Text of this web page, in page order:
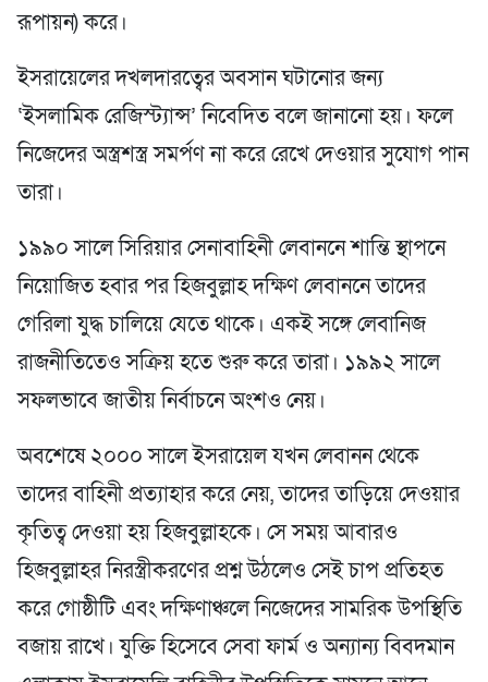
রূপায়ন) করে।
ইসরায়েলের দখলদারত্বের অবসান ঘটানোর জন্য
‘ইসলামিক রেজিস্ট্যান্স’ নিবেদিত বলে জানানো হয়। ফলে
নিজেদের অস্ত্রশস্ত্র সমর্পণ না করে রেখে দেওয়ার সুযোগ পান
তারা।
১৯৯০ সালে সিরিয়ার সেনাবাহিনী লেবাননে শান্তি স্থাপনে
নিয়োজিত হবার পর হিজবুল্লাহ দক্ষিণ লেবাননে তাদের
গেরিলা যুদ্ধ চালিয়ে যেতে থাকে। একই সঙ্গে লেবানিজ
রাজনীতিতেও সক্রিয় হতে শুরু করে তারা। ১৯৯২ সালে
সফলভাবে জাতীয় নির্বাচনে অংশও নেয়।
অবশেষে ২০০০ সালে ইসরায়েল যখন লেবানন থেকে
তাদের বাহিনী প্রত্যাহার করে নেয়, তাদের তাড়িয়ে দেওয়ার
কৃতিত্ব দেওয়া হয় হিজবুল্লাহকে। সে সময় আবারও
হিজবুল্লাহর নিরস্ত্রীকরণের প্রশ্ন উঠলেও সেই চাপ প্রতিহত
করে গোষ্ঠীটি এবং দক্ষিণাঞ্চলে নিজেদের সামরিক উপস্থিতি
বজায় রাখে। যুক্তি হিসেবে সেবা ফার্ম ও অন্যান্য বিবদমান